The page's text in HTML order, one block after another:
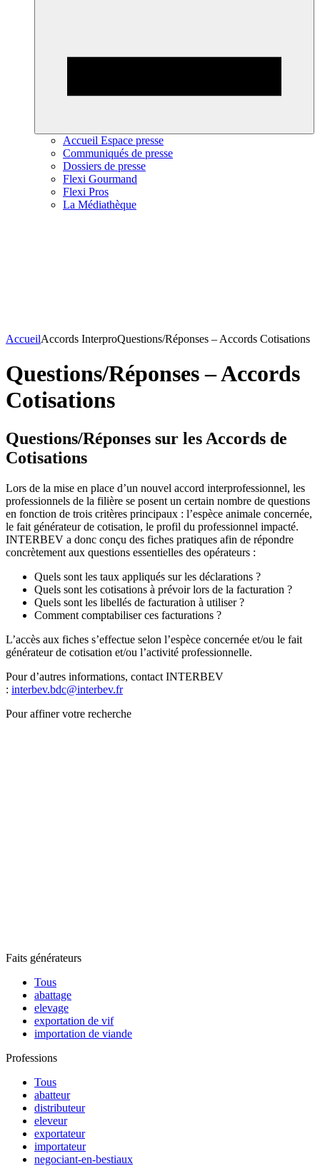
Accueil Espace presse
Communiqués de presse
Dossiers de presse
Flexi Gourmand
Flexi Pros
La Médiathèque
AccueilAccords InterproQuestions/Réponses – Accords Cotisations
Questions/Réponses – Accords
Cotisations
Questions/Réponses sur les Accords de
Cotisations
Lors de la mise en place d’un nouvel accord interprofessionnel, les
professionnels de la filière se posent un certain nombre de questions
en fonction de trois critères principaux : l’espèce animale concernée,
le fait générateur de cotisation, le profil du professionnel impacté.
INTERBEV a donc conçu des fiches pratiques afin de répondre
concrètement aux questions essentielles des opérateurs :
Quels sont les taux appliqués sur les déclarations ?
Quels sont les cotisations à prévoir lors de la facturation ?
Quels sont les libellés de facturation à utiliser ?
Comment comptabiliser ces facturations ?
L’accès aux fiches s’effectue selon l’espèce concernée et/ou le fait
générateur de cotisation et/ou l’activité professionnelle.
Pour d’autres informations, contact INTERBEV
: interbev.bdc@interbev.fr
Pour affiner votre recherche
Faits générateurs
Tous
abattage
elevage
exportation de vif
importation de viande
Professions
Tous
abatteur
distributeur
eleveur
exportateur
importateur
negociant-en-bestiaux